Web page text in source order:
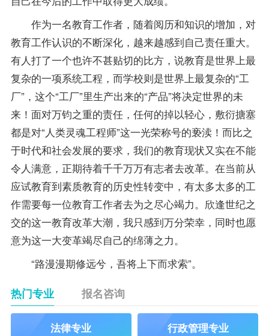
作为一名教育工作者，随着阅历和知识的增加，对
教育工作认识的不断深化，越来越感到自己责任重大。
有人打了一个也许不甚贴切的比方，说教育是世界上最
复杂的一项系统工程，而学校则是世界上最复杂的“工
厂”，这个“工厂”里生产出来的“产品”将决定世界的未
来！面对万钧之重的责任，任何的掉以轻心，敷衍搪塞
都是对“人类灵魂工程师”这一光荣称号的亵渎！而比之
于时代和社会发展的要求，我们的教育现状又实在不能
令人满意，正期待着千千万万有志者去改革。在当前从
应试教育到素质教育的历史性转变中，有太多太多的工
作需要每一位教育工作者去为之尽心竭力。欣逢世纪之
交的这一教育改革大潮，我只感到万分荣幸，同时也愿
意为这一大变革竭尽自己的绵薄之力。
“路漫漫期修远兮，吾将上下而求索”。
热门专业 报名咨询
法律专业 行政管理专业